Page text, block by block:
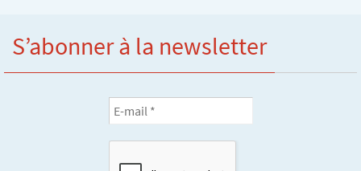
S’abonner à la newsletter